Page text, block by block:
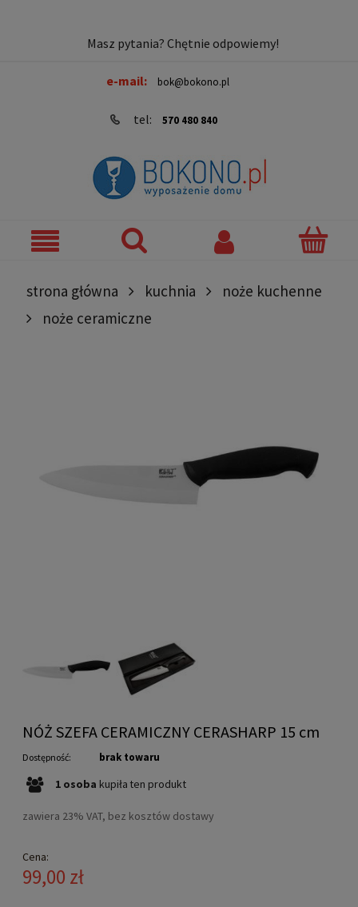
Masz pytania? Chętnie odpowiemy!
e-mail: bok@bokono.pl
tel: 570 480 840
strona główna kuchnia
noże kuchenne
noże ceramiczne
NÓŻ SZEFA CERAMICZNY CERASHARP 15 cm
Dostępność: brak towaru
1 osoba kupiła ten produkt
zawiera 23% VAT, bez kosztów dostawy
Cena:
99,00 zł